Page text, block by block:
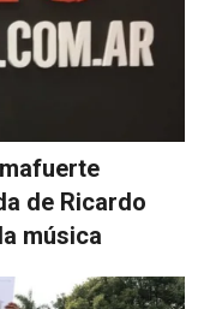
de Ricardo
música